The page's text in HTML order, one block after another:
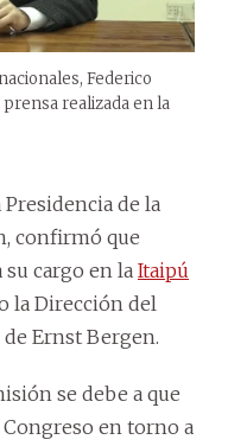
Federico
realizada en la
de la
confirmó que
cargo en la Itaipú
la Dirección del
Ernst Bergen.
se debe a que
en torno a